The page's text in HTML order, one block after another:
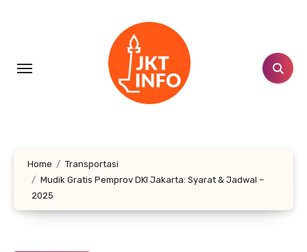
Home
Transportasi
Mudik Gratis Pemprov DKI Jakarta: Syarat & Jadwal –
2025